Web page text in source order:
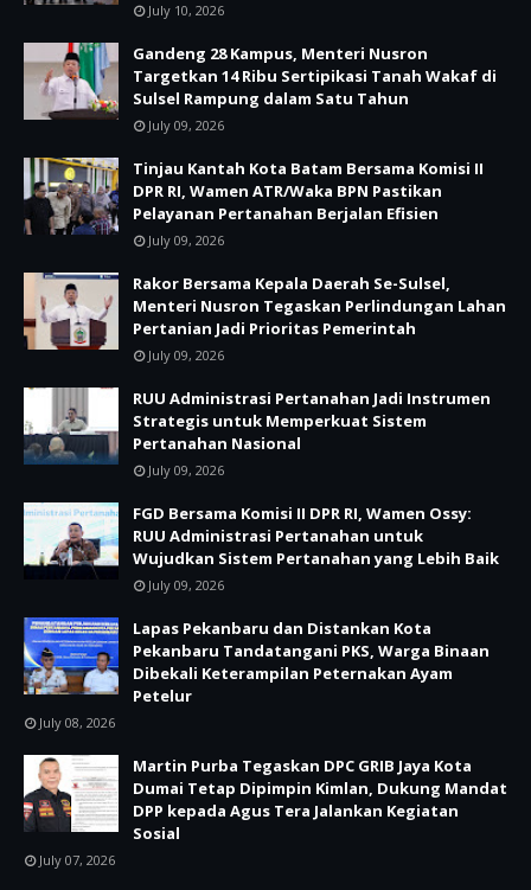
July 10, 2026
Gandeng 28 Kampus, Menteri Nusron
Targetkan 14 Ribu Sertipikasi Tanah Wakaf di
Sulsel Rampung dalam Satu Tahun
July 09, 2026
Tinjau Kantah Kota Batam Bersama Komisi II
DPR RI, Wamen ATR/Waka BPN Pastikan
Pelayanan Pertanahan Berjalan Efisien
July 09, 2026
Rakor Bersama Kepala Daerah Se-Sulsel,
Menteri Nusron Tegaskan Perlindungan Lahan
Pertanian Jadi Prioritas Pemerintah
July 09, 2026
RUU Administrasi Pertanahan Jadi Instrumen
Strategis untuk Memperkuat Sistem
Pertanahan Nasional
July 09, 2026
FGD Bersama Komisi II DPR RI, Wamen Ossy:
RUU Administrasi Pertanahan untuk
Wujudkan Sistem Pertanahan yang Lebih Baik
July 09, 2026
Lapas Pekanbaru dan Distankan Kota
Pekanbaru Tandatangani PKS, Warga Binaan
Dibekali Keterampilan Peternakan Ayam
Petelur
July 08, 2026
Martin Purba Tegaskan DPC GRIB Jaya Kota
Dumai Tetap Dipimpin Kimlan, Dukung Mandat
DPP kepada Agus Tera Jalankan Kegiatan
Sosial
July 07, 2026